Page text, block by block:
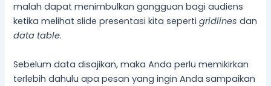
malah dapat menimbulkan gangguan bagi audiens
ketika melihat slide presentasi kita sepertigridlines dan
data table.
Sebelum data disajikan, maka Anda perlu memikirkan
terlebih dahulu apa pesan yang ingin Anda sampaikan